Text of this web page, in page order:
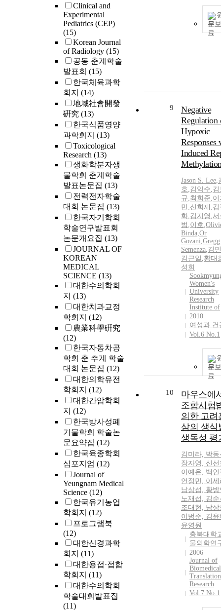
Clinical and
Experimental
Pediatrics (CEP)
(15)
Korean Journal
of Radiology (15)
공동 춘계학술
발표회 (15)
한국체육과학
회지 (14)
地域社會開發
硏究 (13)
한국식품영양
과학회지 (13)
Toxicological
Research (13)
생화학분자생
물학회 춘계학술
발표논문집 (13)
전력전자학술
대회 논문집 (13)
한국자기학회
학술연구발표회
논문개요집 (13)
JOURNAL OF
KOREAN
MEDICAL
SCIENCE (13)
대한수의학회
지 (13)
대한치과교정
학회지 (12)
農業科學硏究
(12)
한국자동차공
학회 춘 추계 학술
대회 논문집 (12)
대한의학유전
학회지 (12)
대한간암학회
지 (12)
한국방사성폐
기물학회 학술논
문요약집 (12)
한국육종학회
심포지엄 (12)
Journal of
Yeungnam Medical
Science (12)
한국유기농업
학회지 (12)
프로그램북
(12)
대한신경과학
회지 (11)
대한용접·접합
학회지 (11)
대한수의학회
학술대회발표집
(11)
문
9
Negative
Regulation
Hypoxic
Responses
Induced
Jason S. Lee,
호,김익수,김
규,최희준,이
민 ,신희재 ,김
화,김지영 ,서
범 ,이호,
Binda,Or
Gozani,
Semenza,김
김근일 ,황대
성희
Women's
University
Research
Institute of
2010
여성과 건
Vol.6 No.1
문
10
마우스에
조합시험
의한 고려
삼의 생식
생독성 평
김미라, 박동
장자영, 신선
이예은, 백인
연정민, 이세
남상섭, 황방
노재섭, 김순
조대현, 남상
이범준, 김윤
윤영원
충북대학
물의학연
2006
Journal of
Research
Vol.7 No.1